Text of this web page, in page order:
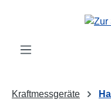
Zum Hauptinhalt springen
Kraftmessgeräte